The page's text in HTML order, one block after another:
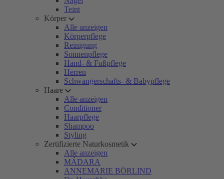
Teint
Körper
Alle anzeigen
Körperpflege
Reinigung
Sonnenpflege
Hand- & Fußpflege
Herren
Schwangerschafts- & Babypflege
Haare
Alle anzeigen
Conditioner
Haarpflege
Shampoo
Styling
Zertifizierte Naturkosmetik
Alle anzeigen
MÁDARA
ANNEMARIE BÖRLIND